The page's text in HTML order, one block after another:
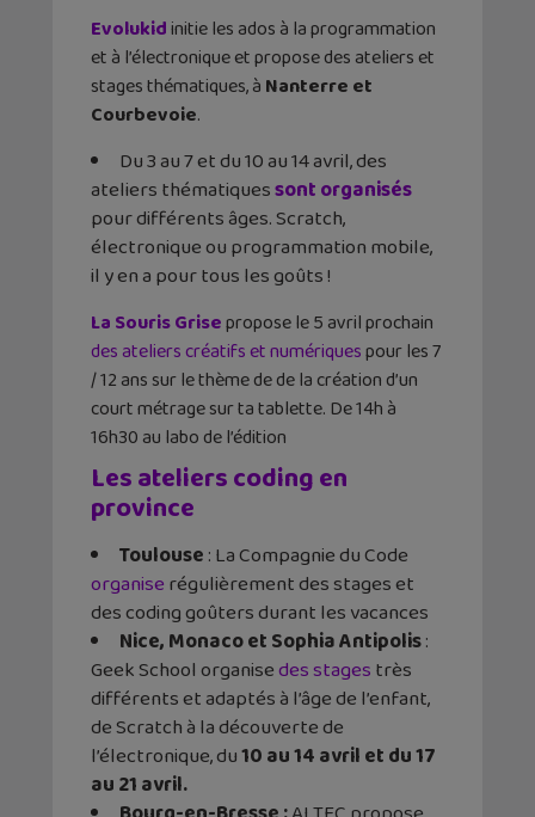
Evolukidinitie les ados à la programmation
et à l’électronique et propose des ateliers et
stages thématiques, à Nanterre et
Courbevoie.
Du 3 au 7 et du 10 au 14 avril, des
ateliers thématiquessont organisés
pour différents âges. Scratch,
électronique ou programmation mobile,
il y en a pour tous les goûts !
La Souris Grisepropose le 5 avril prochain
des ateliers créatifs et numériquespour les 7
/ 12 ans sur le thème de de la création d’un
court métrage sur ta tablette. De 14h à
16h30 au labo de l’édition
Les ateliers coding en
province
Toulouse: La Compagnie du Code
organiserégulièrement des stages et
des coding goûters durant les vacances
Nice, Monaco et Sophia Antipolis:
Geek School organisedes stagestrès
différents et adaptés à l’âge de l’enfant,
de Scratch à la découverte de
l’électronique, du10 au 14 avril et du 17
au 21 avril.